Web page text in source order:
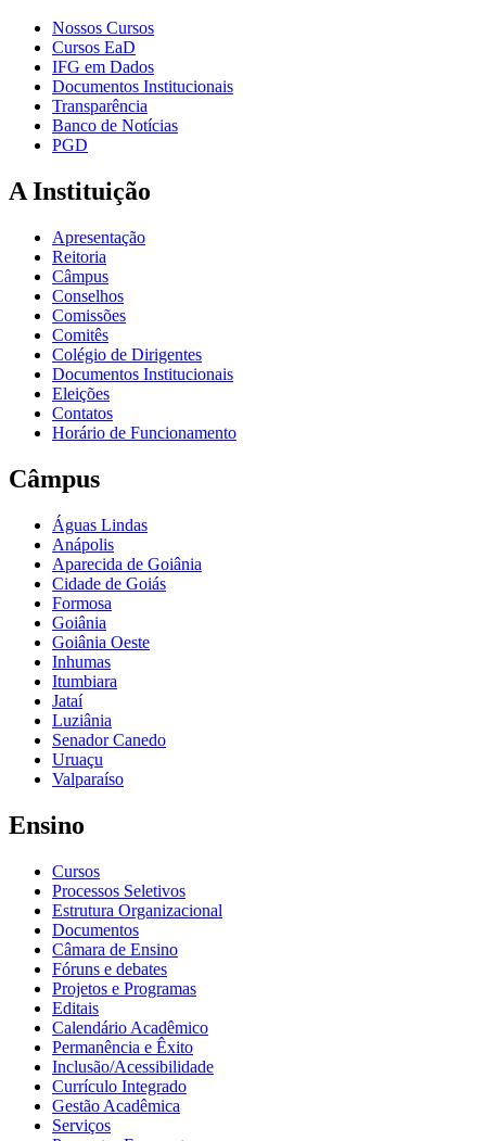
Nossos Cursos
Cursos EaD
IFG em Dados
Documentos Institucionais
Transparência
Banco de Notícias
PGD
A Instituição
Apresentação
Reitoria
Câmpus
Conselhos
Comissões
Comitês
Colégio de Dirigentes
Documentos Institucionais
Eleições
Contatos
Horário de Funcionamento
Câmpus
Águas Lindas
Anápolis
Aparecida de Goiânia
Cidade de Goiás
Formosa
Goiânia
Goiânia Oeste
Inhumas
Itumbiara
Jataí
Luziânia
Senador Canedo
Uruaçu
Valparaíso
Ensino
Cursos
Processos Seletivos
Estrutura Organizacional
Documentos
Câmara de Ensino
Fóruns e debates
Projetos e Programas
Editais
Calendário Acadêmico
Permanência e Êxito
Inclusão/Acessibilidade
Currículo Integrado
Gestão Acadêmica
Serviços